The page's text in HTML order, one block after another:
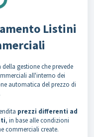
Listini
gestione che prevede
all'interno dei
automatica del prezzo di
prezzi differenti ad
, in base alle condizioni
commerciali create.